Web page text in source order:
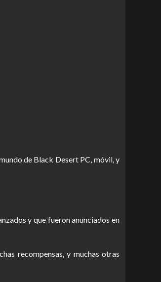
de Black Desert PC, móvil, y
y que fueron anunciados en
recompensas, y muchas otras